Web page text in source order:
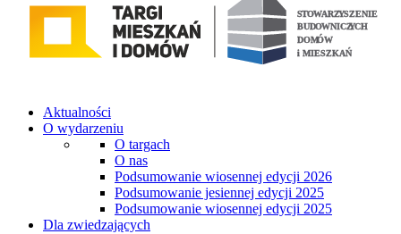
Aktualności
O wydarzeniu
O targach
O nas
Podsumowanie wiosennej edycji 2026
Podsumowanie jesiennej edycji 2025
Podsumowanie wiosennej edycji 2025
Dla zwiedzających